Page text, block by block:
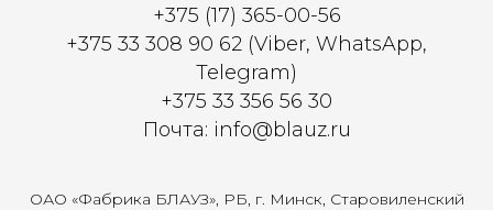
+375 (17) 365-00-56
+375 33 308 90 62 (Viber, WhatsApp,
Telegram)
+375 33 356 56 30
Почта: info@blauz.ru
ОАО «Фабрика БЛАУЗ», РБ, г. Минск, Старовиленский